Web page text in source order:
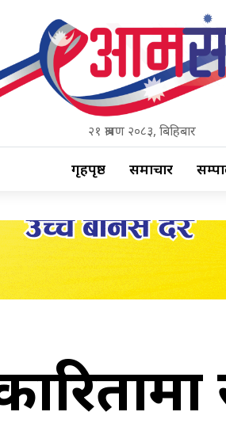
२१ श्रावण २०८३, बिहिबार
गृहपृष्ठ समाचार